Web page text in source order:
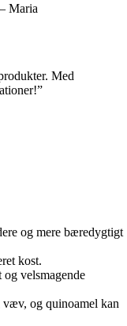
Maria
Med
og mere bæredygtigt
kost.
velsmagende
væv, og quinoamel kan